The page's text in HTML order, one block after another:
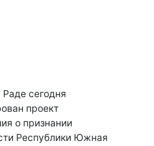
сегодня
проект
о признании
Республики Южная